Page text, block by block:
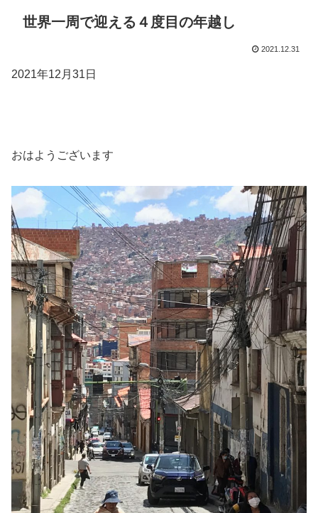
世界一周で迎える４度目の年越し
2021.12.31
2021年12月31日
おはようございます